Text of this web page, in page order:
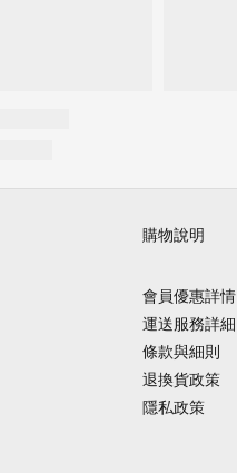
購物說明
會員優惠詳情
運送服務詳細
條款與細則
退換貨政策
隱私政策